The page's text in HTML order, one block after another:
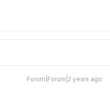
Forum|Forum|2 years ago